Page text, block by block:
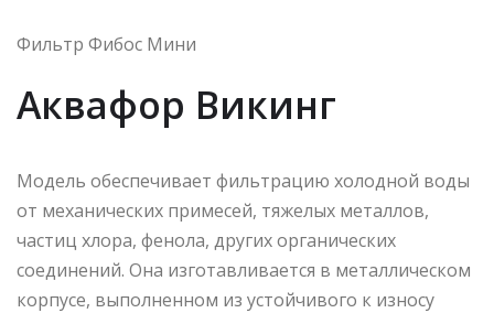
Фильтр Фибос Мини
Аквафор Викинг
Модель обеспечивает фильтрацию холодной воды
от механических примесей, тяжелых металлов,
частиц хлора, фенола, других органических
соединений. Она изготавливается в металлическом
корпусе, выполненном из устойчивого к износу